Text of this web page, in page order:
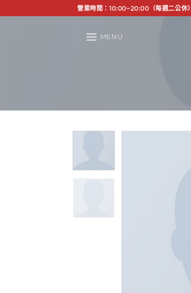
to
營業時間：10:00~20:00（每週二公休）
MENU